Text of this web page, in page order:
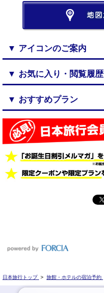
▼ アイコンのご案内
▼ お気に入り・閲覧履歴
▼ おすすめプラン
日本旅行トップ > 旅館・ホテルの宿泊予約